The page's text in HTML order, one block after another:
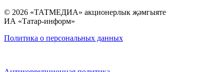
© 2026 «ТАТМЕДИА» акционерлык җәмгыяте
ИА «Татар-информ»
Политика о персональных данных